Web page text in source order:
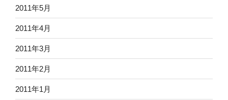
2011年5月
2011年4月
2011年3月
2011年2月
2011年1月